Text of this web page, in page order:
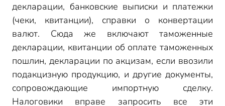
декларации, банковские выписки и платежки
(чеки, квитанции), справки о конвертации
валют. Сюда же включают таможенные
декларации, квитанции об оплате таможенных
пошлин, декларации по акцизам, если ввозили
подакцизную продукцию, и другие документы,
сопровождающие импортную сделку.
Налоговики вправе запросить все эти